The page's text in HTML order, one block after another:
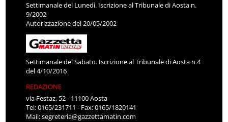
Settimanale del Lunedì. Iscrizione al Tribunale di Aosta n.
9/2002
Autorizzazione del 20/05/2002
Settimanale del Sabato. Iscrizione al Tribunale di Aosta n.4
del 4/10/2016
REDAZIONE
via Festaz, 52 - 11100 Aosta
Tel: 0165/231711 - Fax: 0165/1820141
Mail:segreteria@gazzettamatin.com